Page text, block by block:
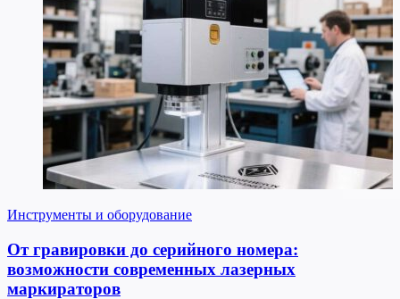
Инструменты и оборудование
От гравировки до серийного номера:
возможности современных лазерных
маркираторов